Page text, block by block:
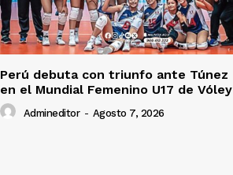
Perú debuta con triunfo ante Túnez
en el Mundial Femenino U17 de Vóley
Admineditor - Agosto 7, 2026